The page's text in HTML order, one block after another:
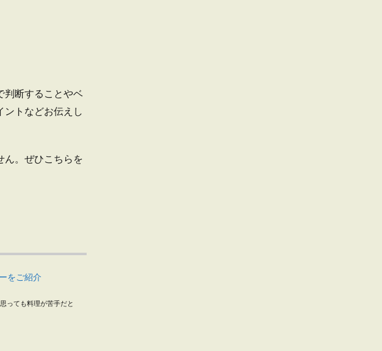
判断することやベ
トなどお伝えし
ん。ぜひこちらを
をご紹介
っても料理が苦手だと